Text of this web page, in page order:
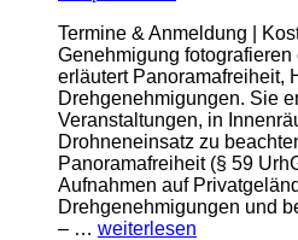
Termine & Anmeldung |
Genehmigung
erläutert Panoramafreiheit,
Drehgenehmigungen. Sie
Veranstaltungen, in
Drohneneinsatz zu
Panoramafreiheit (§ 59
Aufnahmen auf
Drehgenehmigungen und
– … „Foto-
weiterlesen